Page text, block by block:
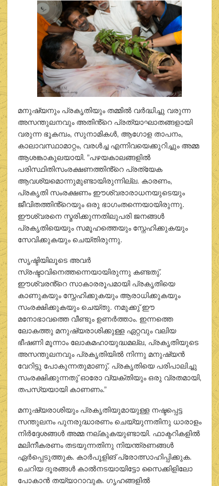
മനുഷ്യനും പ്രകൃതിയും തമ്മിൽ വർദ്ധിച്ചു വരുന്ന
അസന്തുലനവും അതിൻ്റെ പ്രത്യാഘാതങ്ങളായി
വരുന്ന ഭൂകമ്പം, സുനാമികൾ, ആഗോള താപനം,
കാലാവസ്ഥാമാറ്റം, വരൾച്ച എന്നിവയെക്കുറിച്ചും അമ്മ
ആശങ്കാകുലയായി. ”പഴയകാലങ്ങളിൽ
പരിസ്ഥിതിസംരക്ഷണത്തിൻ്റെ പ്രത്യേക
ആവശ്യമൊന്നുമുണ്ടായിരുന്നില്ല. കാരണം,
പ്രകൃതി സംരക്ഷണം ഈശ്വരാരാധനയുടെയും
ജീവിതത്തിൻ്റെയും ഒരു ഭാഗംതന്നെയായിരുന്നു.
ഈശ്വരനെ സ്മരിക്കുന്നതിലുപരി ജനങ്ങൾ
പ്രകൃതിയെയും സമൂഹത്തെയും സ്നേഹിക്കുകയും
സേവിക്കുകയും ചെയ്തിരുന്നു.
സൃഷ്ടിയിലൂടെ അവർ
സ്രഷ്ടാവിനെത്തന്നെയായിരുന്നു കണ്ടതു്.
ഈശ്വരൻ്റെ സാകാരരൂപമായി പ്രകൃതിയെ
കാണുകയും സ്നേഹിക്കുകയും ആരാധിക്കുകയും
സംരക്ഷിക്കുകയും ചെയ്തു. നമുക്കു് ഈ
മനോഭാവത്തെ വീണ്ടും ഉണർത്താം. ഇന്നത്തെ
ലോകത്തു മനുഷ്യരാശിക്കുള്ള ഏറ്റവും വലിയ
ഭീഷണി മൂന്നാം ലോകമഹായുദ്ധമല്ല, പ്രകൃതിയുടെ
അസന്തുലനവും പ്രകൃതിയിൽ നിന്നു മനുഷ്യൻ
വേറിട്ടു പോകുന്നതുമാണു്. പ്രകൃതിയെ പരിപാലിച്ചു
സംരക്ഷിക്കുന്നതു് ഓരോ വ്യക്തിയും ഒരു വ്രതമായി,
തപസ്യയായി കാണണം.”
മനുഷ്യരാശിയും പ്രകൃതിയുമായുള്ള നഷ്ടപ്പെട്ട
സന്തുലനം പുനരുദ്ധാരണം ചെയ്യുന്നതിനു ധാരാളം
നിർദ്ദേശങ്ങൾ അമ്മ നല്കുകയുണ്ടായി. ഫാക്ടറികളിൽ
മലിനീകരണം തടയുന്നതിനു നിയന്ത്രണങ്ങൾ
ഏർപ്പെടുത്തുക. കാർപൂളിങ് പ്രോത്സാഹിപ്പിക്കുക.
ചെറിയ ദൂരങ്ങൾ കാൽനടയായിട്ടോ സൈക്കിളിലോ
പോകാൻ തയ്യാറാവുക. ഗൃഹങ്ങളിൽ